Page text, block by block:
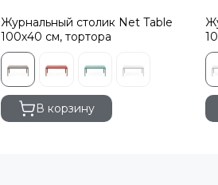
Журнальный столик Net Table
100х40 см, тортора
В корзину